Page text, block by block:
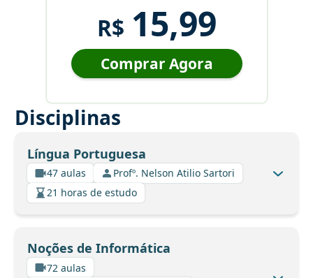
R$ 15,99
Comprar Agora
Disciplinas
Língua Portuguesa
47 aulas
Profº. Nelson Atilio Sartori
21 horas de estudo
Noções de Informática
72 aulas